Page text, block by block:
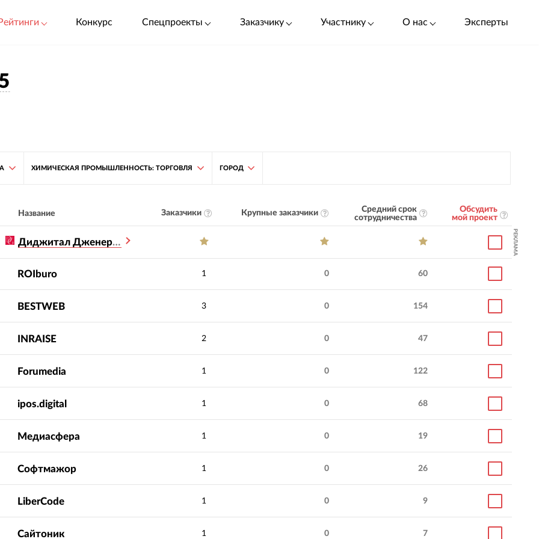
Конкурс Спецпроекты Заказчику Участнику О нас Эксперты
ХИМИЧЕСКАЯ ПРОМЫШЛЕННОСТЬ: ТОРГОВЛЯ ГОРОД
Название Заказчики Крупные заказчики
Средний срок
сотрудничества
Обсудить
мой проект
Диджитал Дженерейшен РЕКЛАМА
ROIburo 1 0 60
BESTWEB 3 0 154
INRAISE 2 0 47
Forumedia 1 0 122
ipos.digital 1 0 68
Медиасфера 1 0 19
Софтмажор 1 0 26
LiberCode 1 0 9
Сайтоник 1 0 7